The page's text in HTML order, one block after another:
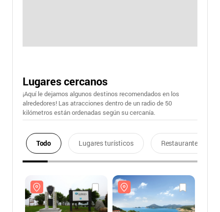
Lugares cercanos
¡Aquí le dejamos algunos destinos recomendados en los
alrededores! Las atracciones dentro de un radio de 50
kilómetros están ordenadas según su cercanía.
Todo Lugares turísticos Restaurantes